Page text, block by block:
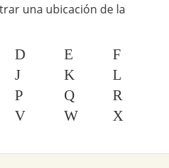
una ubicación de la
D E
F
J K
L
P Q
R
V W
X